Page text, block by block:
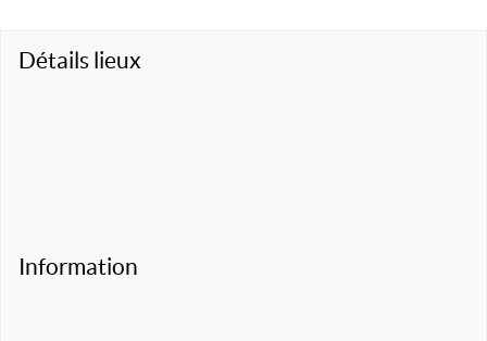
Détails lieux
Information